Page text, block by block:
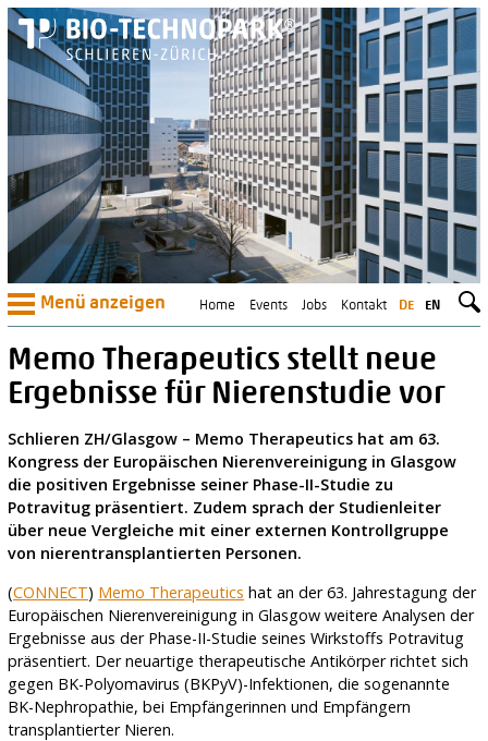
Menü anzeigen DE EN
Home Events Jobs Kontakt
Memo Therapeutics stellt neue
Ergebnisse für Nierenstudie vor
Schlieren ZH/Glasgow – Memo Therapeutics hat am 63.
Kongress der Europäischen Nierenvereinigung in Glasgow
die positiven Ergebnisse seiner Phase-II-Studie zu
Potravitug präsentiert. Zudem sprach der Studienleiter
über neue Vergleiche mit einer externen Kontrollgruppe
von nierentransplantierten Personen.
(CONNECT) Memo Therapeutics hat an der 63. Jahrestagung der
Europäischen Nierenvereinigung in Glasgow weitere Analysen der
Ergebnisse aus der Phase-II-Studie seines Wirkstoffs Potravitug
präsentiert. Der neuartige therapeutische Antikörper richtet sich
gegen BK-Polyomavirus (BKPyV)-Infektionen, die sogenannte
BK-Nephropathie, bei Empfängerinnen und Empfängern
transplantierter Nieren.